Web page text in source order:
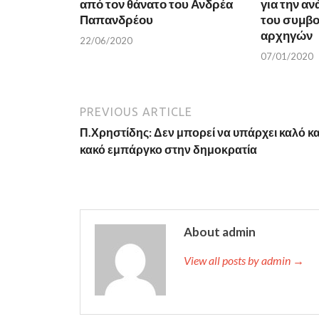
από τον θάνατο του Ανδρέα
Παπανδρέου
22/06/2020
για την
του
αρχηγών
07/01/2020
PREVIOUS ARTICLE
Π.Χρηστίδης: Δεν μπορεί να υπάρχει καλό
κακό εμπάργκο στην δημοκρατία
About admin
View all posts by admin →